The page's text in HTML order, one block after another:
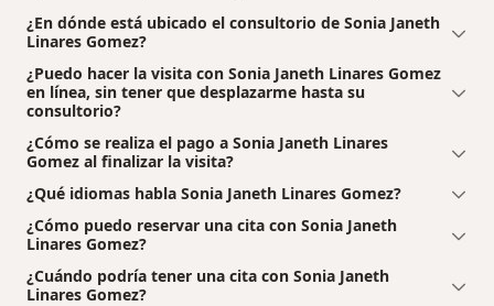
¿En dónde está ubicado el consultorio de Sonia Janeth
Linares Gomez?
¿Puedo hacer la visita con Sonia Janeth Linares Gomez
en línea, sin tener que desplazarme hasta su
consultorio?
¿Cómo se realiza el pago a Sonia Janeth Linares
Gomez al finalizar la visita?
¿Qué idiomas habla Sonia Janeth Linares Gomez?
¿Cómo puedo reservar una cita con Sonia Janeth
Linares Gomez?
¿Cuándo podría tener una cita con Sonia Janeth
Linares Gomez?